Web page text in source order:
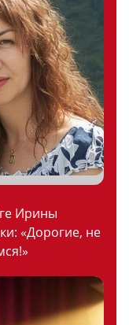
Ирины
«Дорогие, не